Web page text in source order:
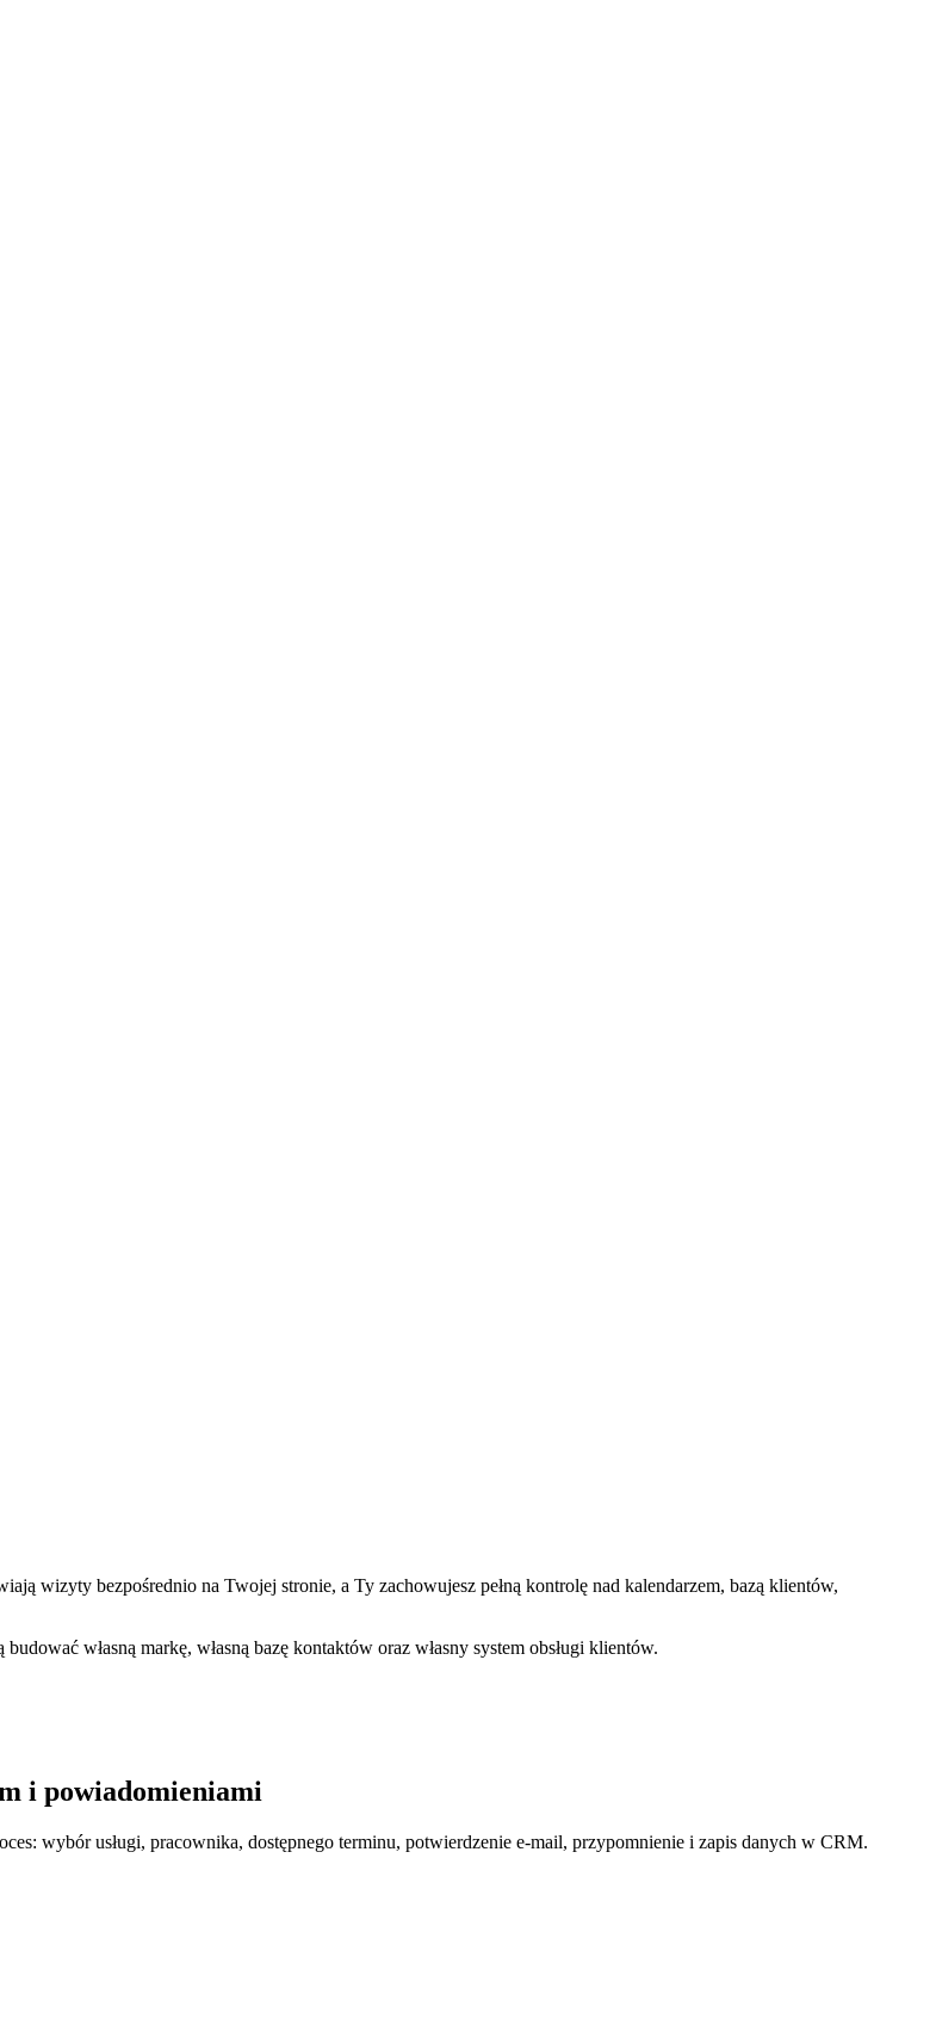
wizyty bezpośrednio na Twojej stronie, a Ty zachowujesz pełną kontrolę nad kalendarzem, bazą klientów,
własną markę, własną bazę kontaktów oraz własny system obsługi klientów.
i powiadomieniami
wybór usługi, pracownika, dostępnego terminu, potwierdzenie e-mail, przypomnienie i zapis danych w CRM.